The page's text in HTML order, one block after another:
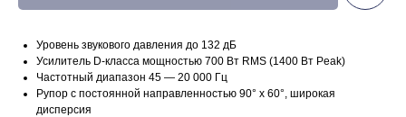
Уровень звукового давления до 132 дБ
Усилитель D-класса мощностью 700 Вт RMS (1400 Вт Peak)
Частотный диапазон 45 — 20 000 Гц
Рупор с постоянной направленностью 90° x 60°, широкая
дисперсия